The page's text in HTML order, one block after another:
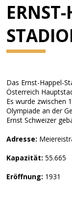
Das Ernst-Happel-
Österreich
Es wurde zwischen
Olympiade an der
Ernst Schweizer
Adresse:
Kapazität: 55.665
Eröffnung: 1931